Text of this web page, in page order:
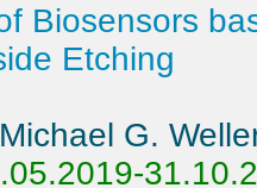
Biosensors
Etching
G.